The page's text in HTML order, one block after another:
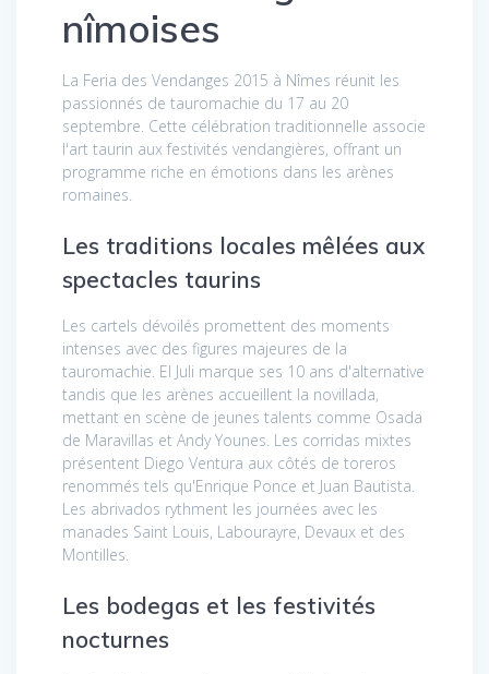
nîmoises
La Feria des Vendanges 2015 à Nîmes réunit les
passionnés de tauromachie du 17 au 20
septembre. Cette célébration traditionnelle associe
l'art taurin aux festivités vendangières, offrant un
programme riche en émotions dans les arènes
romaines.
Les traditions locales mêlées aux
spectacles taurins
Les cartels dévoilés promettent des moments
intenses avec des figures majeures de la
tauromachie. El Juli marque ses 10 ans d'alternative
tandis que les arènes accueillent la novillada,
mettant en scène de jeunes talents comme Osada
de Maravillas et Andy Younes. Les corridas mixtes
présentent Diego Ventura aux côtés de toreros
renommés tels qu'Enrique Ponce et Juan Bautista.
Les abrivados rythment les journées avec les
manades Saint Louis, Labourayre, Devaux et des
Montilles.
Les bodegas et les festivités
nocturnes